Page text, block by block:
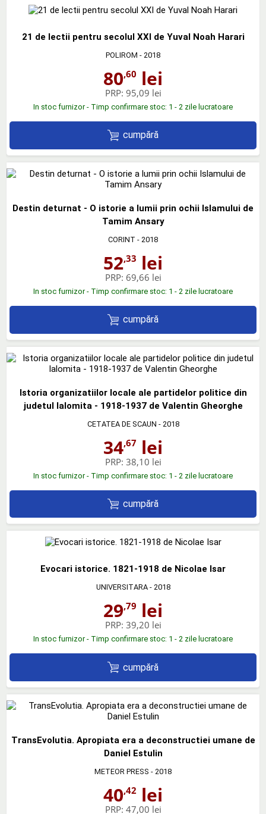
21 de lectii pentru secolul XXI de Yuval Noah Harari
POLIROM - 2018
80,60 lei
PRP: 95,09 lei
In stoc furnizor - Timp confirmare stoc: 1 - 2 zile lucratoare
cumpără
Destin deturnat - O istorie a lumii prin ochii Islamului de
Tamim Ansary
CORINT - 2018
52,33 lei
PRP: 69,66 lei
In stoc furnizor - Timp confirmare stoc: 1 - 2 zile lucratoare
cumpără
Istoria organizatiilor locale ale partidelor politice din
judetul Ialomita - 1918-1937 de Valentin Gheorghe
CETATEA DE SCAUN - 2018
34,67 lei
PRP: 38,10 lei
In stoc furnizor - Timp confirmare stoc: 1 - 2 zile lucratoare
cumpără
Evocari istorice. 1821-1918 de Nicolae Isar
UNIVERSITARA- 2018
29,79 lei
PRP: 39,20 lei
In stoc furnizor - Timp confirmare stoc: 1 - 2 zile lucratoare
cumpără
TransEvolutia. Apropiata era a deconstructiei umane de
Daniel Estulin
METEOR PRESS - 2018
40,42 lei
PRP: 47,00 lei